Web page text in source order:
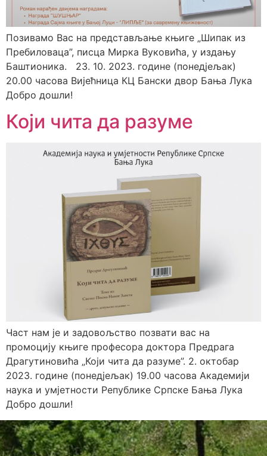
Позивамо Вас на представљање књиге „Шипак из
Пребиловаца”, писца Мирка Вуковића, у издању
Баштионика. 23. 10. 2023. године (понедјељак)
20.00 часова Вијећница КЦ Бански двор Бања Лука
Добро дошли!
Који чита да разуме
Част нам је и задовољство позвати вас на
промоцију књиге професора доктора Предрага
Драгутиновића „Који чита да разуме”. 2. октобар
2023. године (понедјељак) 19.00 часова Академији
наука и умјетности Републике Српске Бања Лука
Добро дошли!